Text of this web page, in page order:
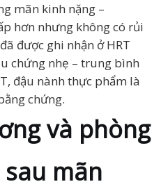
mãn kinh nặng –
hơn nhưng không có rủi
được ghi nhận ở HRT
chứng nhẹ – trung bình
đậu nành thực phẩm là
chứng.
và phòng
mãn